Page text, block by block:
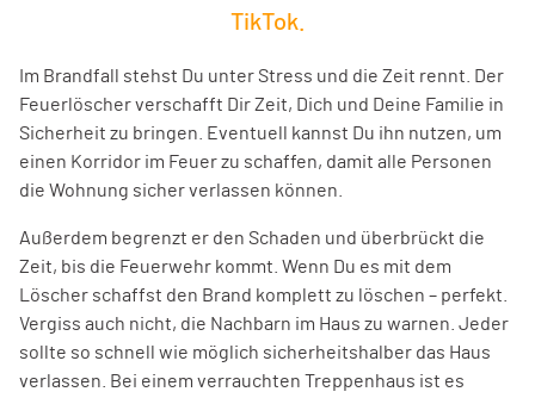
TikTok.
Im Brandfall stehst Du unter Stress und die Zeit rennt. Der
Feuerlöscher verschafft Dir Zeit, Dich und Deine Familie in
Sicherheit zu bringen. Eventuell kannst Du ihn nutzen, um
einen Korridor im Feuer zu schaffen, damit alle Personen
die Wohnung sicher verlassen können.
Außerdem begrenzt er den Schaden und überbrückt die
Zeit, bis die Feuerwehr kommt. Wenn Du es mit dem
Löscher schaffst den Brand komplett zu löschen – perfekt.
Vergiss auch nicht, die Nachbarn im Haus zu warnen. Jeder
sollte so schnell wie möglich sicherheitshalber das Haus
verlassen. Bei einem verrauchten Treppenhaus ist es